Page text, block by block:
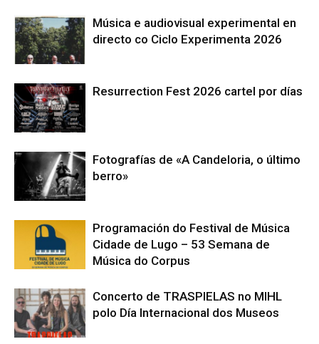
Música e audiovisual experimental en
directo co Ciclo Experimenta 2026
Resurrection Fest 2026 cartel por días
Fotografías de «A Candeloria, o último
berro»
Programación do Festival de Música
Cidade de Lugo – 53 Semana de
Música do Corpus
Concerto de TRASPIELAS no MIHL
polo Día Internacional dos Museos